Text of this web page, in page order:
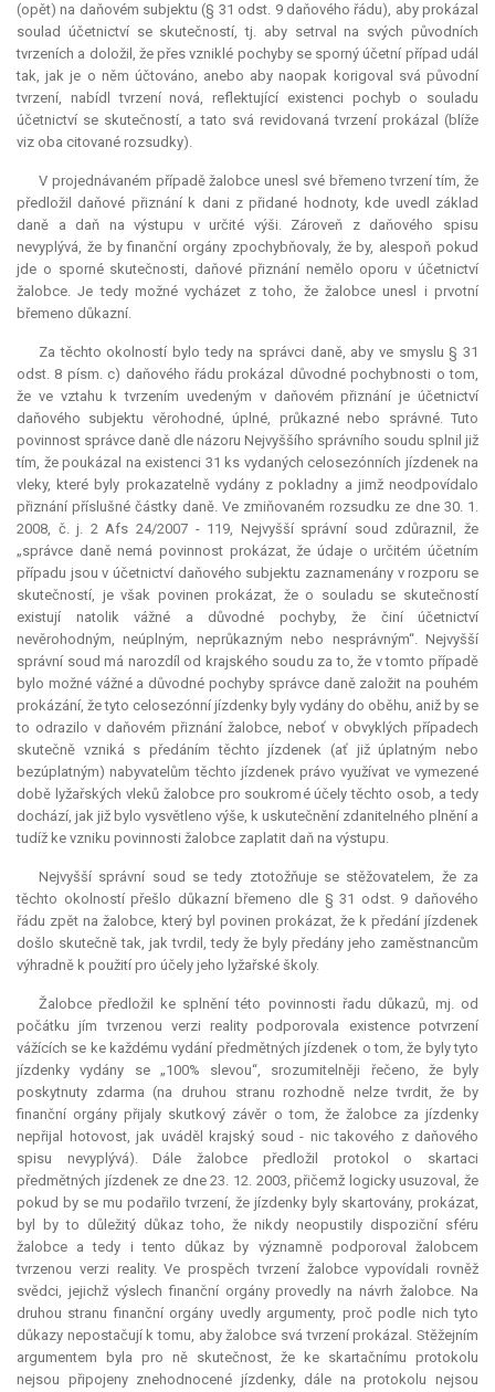
(opět) na daňovém subjektu (§ 31 odst. 9 daňového řádu), aby prokázal
soulad účetnictví se skutečností, tj. aby setrval na svých původních
tvrzeních a doložil, že přes vzniklé pochyby se sporný účetní případ udál
tak, jak je o něm účtováno, anebo aby naopak korigoval svá původní
tvrzení, nabídl tvrzení nová, reflektující existenci pochyb o souladu
účetnictví se skutečností, a tato svá revidovaná tvrzení prokázal (blíže
viz oba citované rozsudky).
V projednávaném případě žalobce unesl své břemeno tvrzení tím, že
předložil daňové přiznání k dani z přidané hodnoty, kde uvedl základ
daně a daň na výstupu v určité výši. Zároveň z daňového spisu
nevyplývá, že by finanční orgány zpochybňovaly, že by, alespoň pokud
jde o sporné skutečnosti, daňové přiznání nemělo oporu v účetnictví
žalobce. Je tedy možné vycházet z toho, že žalobce unesl i prvotní
břemeno důkazní.
Za těchto okolností bylo tedy na správci daně, aby ve smyslu § 31
odst. 8 písm. c) daňového řádu prokázal důvodné pochybnosti o tom,
že ve vztahu k tvrzením uvedeným v daňovém přiznání je účetnictví
daňového subjektu věrohodné, úplné, průkazné nebo správné. Tuto
povinnost správce daně dle názoru Nejvyššího správního soudu splnil již
tím, že poukázal na existenci 31 ks vydaných celosezónních jízdenek na
vleky, které byly prokazatelně vydány z pokladny a jimž neodpovídalo
přiznání příslušné částky daně. Ve zmiňovaném rozsudku ze dne 30. 1.
2008, č. j. 2 Afs 24/2007 - 119, Nejvyšší správní soud zdůraznil, že
„správce daně nemá povinnost prokázat, že údaje o určitém účetním
případu jsou v účetnictví daňového subjektu zaznamenány v rozporu se
skutečností, je však povinen prokázat, že o souladu se skutečností
existují natolik vážné a důvodné pochyby, že činí účetnictví
nevěrohodným, neúplným, neprůkazným nebo nesprávným“. Nejvyšší
správní soud má narozdíl od krajského soudu za to, že v tomto případě
bylo možné vážné a důvodné pochyby správce daně založit na pouhém
prokázání, že tyto celosezónní jízdenky byly vydány do oběhu, aniž by se
to odrazilo v daňovém přiznání žalobce, neboť v obvyklých případech
skutečně vzniká s předáním těchto jízdenek (ať již úplatným nebo
bezúplatným) nabyvatelům těchto jízdenek právo využívat ve vymezené
době lyžařských vleků žalobce pro soukromé účely těchto osob, a tedy
dochází, jak již bylo vysvětleno výše, k uskutečnění zdanitelného plnění a
tudíž ke vzniku povinnosti žalobce zaplatit daň na výstupu.
Nejvyšší správní soud se tedy ztotožňuje se stěžovatelem, že za
těchto okolností přešlo důkazní břemeno dle § 31 odst. 9 daňového
řádu zpět na žalobce, který byl povinen prokázat, že k předání jízdenek
došlo skutečně tak, jak tvrdil, tedy že byly předány jeho zaměstnancům
výhradně k použití pro účely jeho lyžařské školy.
Žalobce předložil ke splnění této povinnosti řadu důkazů, mj. od
počátku jím tvrzenou verzi reality podporovala existence potvrzení
vážících se ke každému vydání předmětných jízdenek o tom, že byly tyto
jízdenky vydány se „100% slevou“, srozumitelněji řečeno, že byly
poskytnuty zdarma (na druhou stranu rozhodně nelze tvrdit, že by
finanční orgány přijaly skutkový závěr o tom, že žalobce za jízdenky
nepřijal hotovost, jak uváděl krajský soud - nic takového z daňového
spisu nevyplývá). Dále žalobce předložil protokol o skartaci
předmětných jízdenek ze dne 23. 12. 2003, přičemž logicky usuzoval, že
pokud by se mu podařilo tvrzení, že jízdenky byly skartovány, prokázat,
byl by to důležitý důkaz toho, že nikdy neopustily dispoziční sféru
žalobce a tedy i tento důkaz by významně podporoval žalobcem
tvrzenou verzi reality. Ve prospěch tvrzení žalobce vypovídali rovněž
svědci, jejichž výslech finanční orgány provedly na návrh žalobce. Na
druhou stranu finanční orgány uvedly argumenty, proč podle nich tyto
důkazy nepostačují k tomu, aby žalobce svá tvrzení prokázal. Stěžejním
argumentem byla pro ně skutečnost, že ke skartačnímu protokolu
nejsou připojeny znehodnocené jízdenky, dále na protokolu nejsou